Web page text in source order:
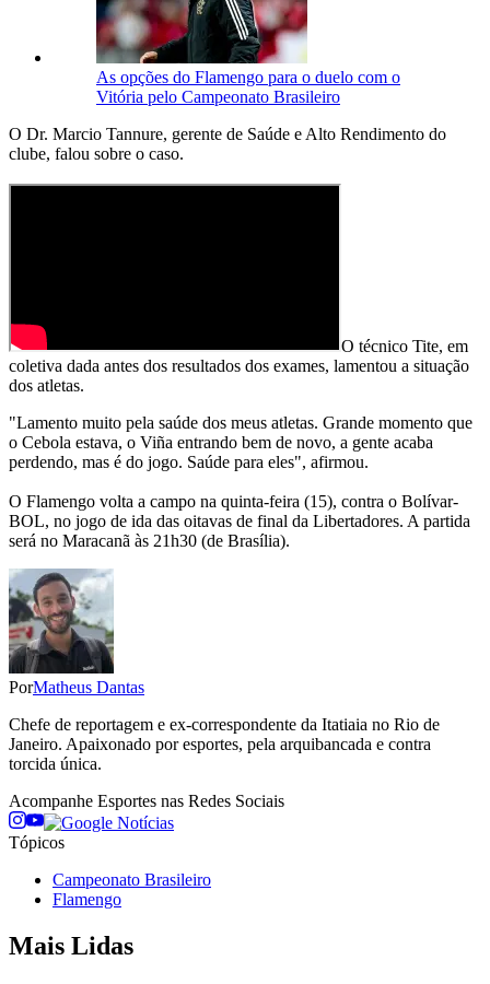
As opções do Flamengo para o duelo com o
Vitória pelo Campeonato Brasileiro
O Dr. Marcio Tannure, gerente de Saúde e Alto Rendimento do
clube, falou sobre o caso.
O técnico Tite, em
coletiva dada antes dos resultados dos exames, lamentou a situação
dos atletas.
"Lamento muito pela saúde dos meus atletas. Grande momento que
o Cebola estava, o Viña entrando bem de novo, a gente acaba
perdendo, mas é do jogo. Saúde para eles", afirmou.
O Flamengo volta a campo na quinta-feira (15), contra o Bolívar-
BOL, no jogo de ida das oitavas de final da Libertadores. A partida
será no Maracanã às 21h30 (de Brasília).
PorMatheus Dantas
Chefe de reportagem e ex-correspondente da Itatiaia no Rio de
Janeiro. Apaixonado por esportes, pela arquibancada e contra
torcida única.
Acompanhe Esportes nas Redes Sociais
Tópicos
Campeonato Brasileiro
Flamengo
Mais Lidas